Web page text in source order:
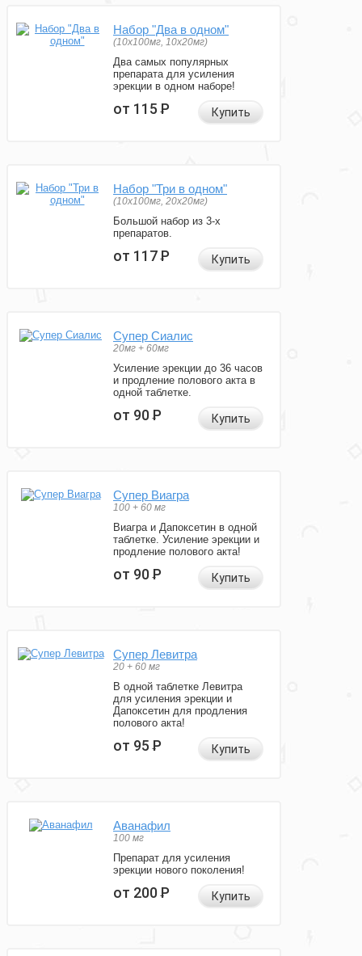
Набор "Два в одном"
(10x100мг, 10x20мг)
Два самых популярных
препарата для усиления
эрекции в одном наборе!
от 115Р Купить
Набор "Три в одном"
(10x100мг, 20x20мг)
Большой набор из 3-х
препаратов.
от 117Р Купить
Супер Сиалис
20мг + 60мг
Усиление эрекции до 36 часов
и продление полового акта в
одной таблетке.
от 90Р Купить
Супер Виагра
100 + 60 мг
Виагра и Дапоксетин в одной
таблетке. Усиление эрекции и
продление полового акта!
от 90Р Купить
Супер Левитра
20 + 60 мг
В одной таблетке Левитра
для усиления эрекции и
Дапоксетин для продления
полового акта!
от 95Р Купить
Аванафил
100 мг
Препарат для усиления
эрекции нового поколения!
от 200Р Купить